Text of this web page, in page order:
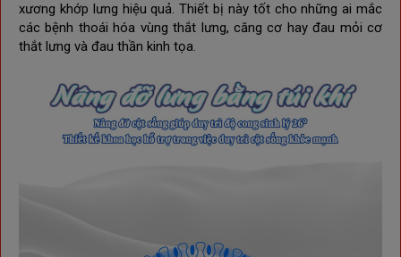
xương khớp lưng hiệu quả. Thiết bị này tốt cho những ai mắc
các bệnh thoái hóa vùng thắt lưng, căng cơ hay đau mỏi cơ
thắt lưng và đau thần kinh tọa.